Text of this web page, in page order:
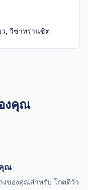
, วีซ่าทรานซิต
งคุณ
คุณ
ของคุณสำหรับ โกตดิวัว